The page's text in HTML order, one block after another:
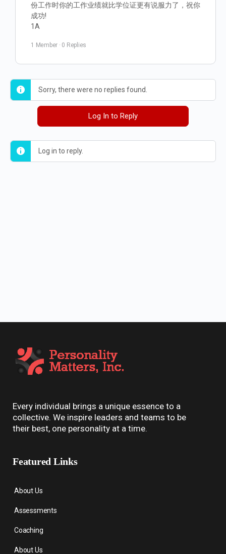
份工作时你的工作业绩就比学位证更有说服力了，祝你
成功!
1A
1 Member · 0 Replies
Sorry, there were no replies found.
Log In to Reply
Log in to reply.
Every individual brings a unique essence to a
collective. We inspire leaders and teams to be
their best, one personality at a time.
Featured Links
About Us
Assessments
Coaching
About Us